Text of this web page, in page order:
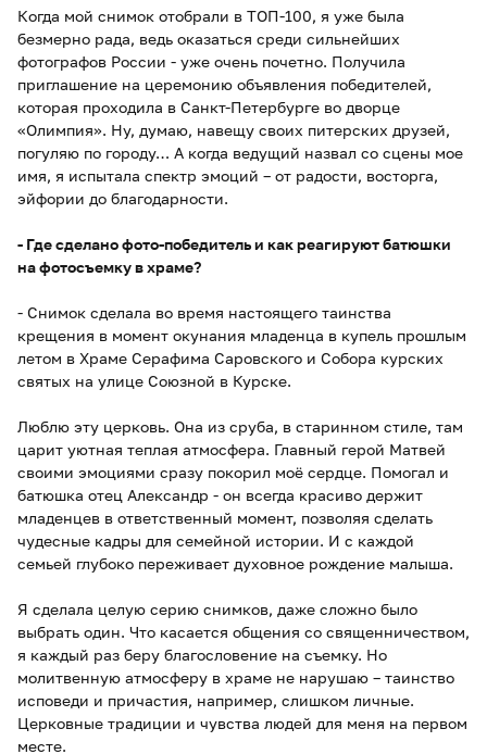
Когда мой снимок отобрали в ТОП-100, я уже была
безмерно рада, ведь оказаться среди сильнейших
фотографов России - уже очень почетно. Получила
приглашение на церемонию объявления победителей,
которая проходила в Санкт-Петербурге во дворце
«Олимпия». Ну, думаю, навещу своих питерских друзей,
погуляю по городу… А когда ведущий назвал со сцены мое
имя, я испытала спектр эмоций – от радости, восторга,
эйфории до благодарности.
- Где сделано фото-победитель и как реагируют батюшки
на фотосъемку в храме?
- Снимок сделала во время настоящего таинства
крещения в момент окунания младенца в купель прошлым
летом в Храме Серафима Саровского и Собора курских
святых на улице Союзной в Курске.
Люблю эту церковь. Она из сруба, в старинном стиле, там
царит уютная теплая атмосфера. Главный герой Матвей
своими эмоциями сразу покорил моё сердце. Помогал и
батюшка отец Александр - он всегда красиво держит
младенцев в ответственный момент, позволяя сделать
чудесные кадры для семейной истории. И с каждой
семьей глубоко переживает духовное рождение малыша.
Я сделала целую серию снимков, даже сложно было
выбрать один. Что касается общения со священничеством,
я каждый раз беру благословение на съемку. Но
молитвенную атмосферу в храме не нарушаю – таинство
исповеди и причастия, например, слишком личные.
Церковные традиции и чувства людей для меня на первом
месте.